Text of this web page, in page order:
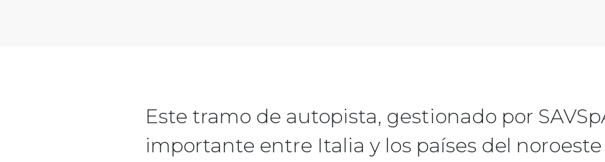
Este tramo de autopista, gestionado por
importante entre Italia y los países del